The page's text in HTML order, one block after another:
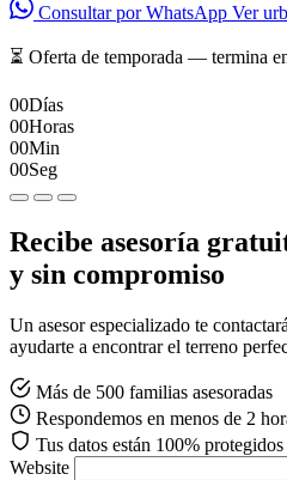
Consultar por WhatsApp Ver
⏳ Oferta de temporada — termina
00Días
00Horas
00Min
00Seg
Recibe asesoría
y sin compromiso
Un asesor especializado te
ayudarte a encontrar el terreno
Más de 500 familias asesoradas
Respondemos en menos de 2
Tus datos están 100% protegidos
Website